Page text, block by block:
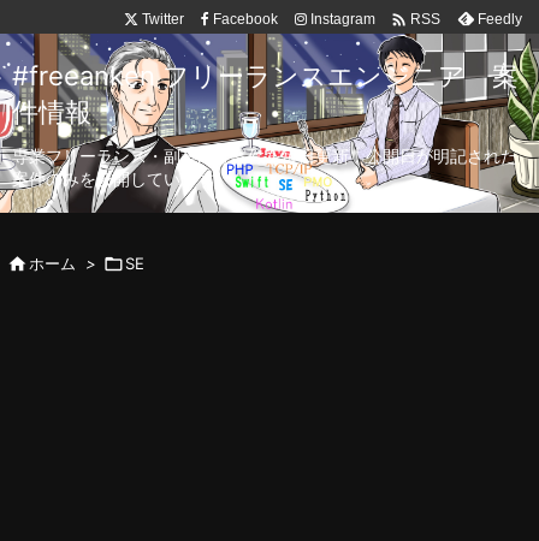
Twitter Facebook Instagram  RSS Feedly
#freeanken フリーランスエンジニア 案
件情報
専業フリーランス・副業向け案件を毎日更新！公開日が明記された
案件のみを公開しています。
ホーム > SE